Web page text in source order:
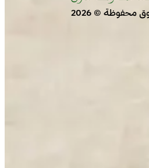
محفوظة © 2026